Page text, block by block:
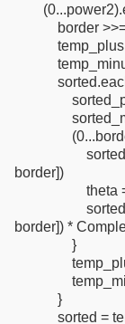
border >>=
temp_plus
sorted_plus
border])
theta = 2 * j
border]) *
}
temp_plus
temp_minus
}
sorted =